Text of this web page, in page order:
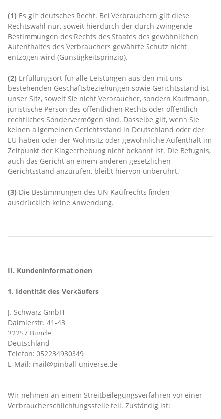
(1) Es gilt deutsches Recht. Bei Verbrauchern gilt diese
Rechtswahl nur, soweit hierdurch der durch zwingende
Bestimmungen des Rechts des Staates des gewöhnlichen
Aufenthaltes des Verbrauchers gewährte Schutz nicht
entzogen wird (Günstigkeitsprinzip).
(2) Erfüllungsort für alle Leistungen aus den mit uns
bestehenden Geschäftsbeziehungen sowie Gerichtsstand ist
unser Sitz, soweit Sie nicht Verbraucher, sondern Kaufmann,
juristische Person des öffentlichen Rechts oder öffentlich-
rechtliches Sondervermögen sind. Dasselbe gilt, wenn Sie
keinen allgemeinen Gerichtsstand in Deutschland oder der
EU haben oder der Wohnsitz oder gewöhnliche Aufenthalt im
Zeitpunkt der Klageerhebung nicht bekannt ist. Die Befugnis,
auch das Gericht an einem anderen gesetzlichen
Gerichtsstand anzurufen, bleibt hiervon unberührt.
(3) Die Bestimmungen des UN-Kaufrechts finden
ausdrücklich keine Anwendung.
II. Kundeninformationen
1. Identität des Verkäufers
J. Schwarz GmbH
Daimlerstr. 41-43
32257 Bünde
Deutschland
Telefon: 052234930349
E-Mail: mail@pinball-universe.de
Wir nehmen an einem Streitbeilegungsverfahren vor einer
Verbraucherschlichtungsstelle teil. Zuständig ist: